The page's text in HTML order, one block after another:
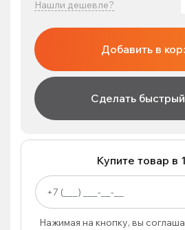
Нашли дешевле?
Добавить в
Сделать
Купите товар в
Нажимая на кнопку, вы